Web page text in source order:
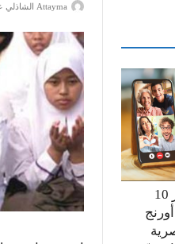
بمناسبة احتفالها بمرور 10
Attayma الشاذلي عرايبية